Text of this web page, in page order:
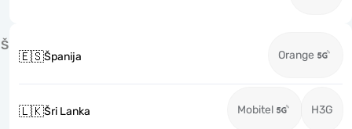
Š
🇪🇸Španija Orange
🇱🇰Šri Lanka Mobitel H3G